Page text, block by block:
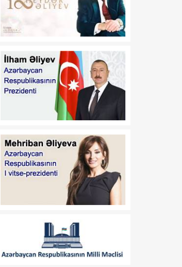
Himayədar ailə
mexanizminin tətbiq
səviyyəsinin artırılması ilə
verilir
20:58
06 Avqust
Yay allergiyaları: Risklər
və onlardan qorunmaq
20:51
06 Avqust
menecerləri ilə görüş olub
06 Avqust
Quraqlıq Avropada atom
elektrik stansiyalarının
fəaliyyətini çətinləşdirir
20:30
06 Avqust
kiçilməsinə səbəb olur
20:16